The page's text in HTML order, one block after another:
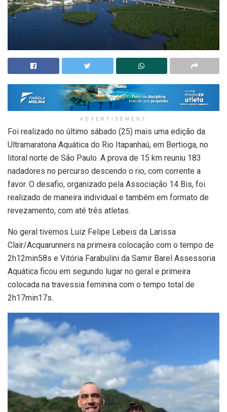
ADVERTISEMENT
Foi realizado no último sábado (25) mais uma edição da
Ultramaratona Aquática do Rio Itapanhaú, em Bertioga, no
litoral norte de São Paulo. A prova de 15 km reuniu 183
nadadores no percurso descendo o rio, com corrente a
favor. O desafio, organizado pela Associação 14 Bis, foi
realizado de maneira individual e também em formato de
revezamento, com até três atletas.
No geral tivemos Luiz Felipe Lebeis da Larissa
Clair/Acquarunners na primeira colocação com o tempo de
2h12min58s e Vitória Farabulini da Samir Barel Assessoria
Aquática ficou em segundo lugar no geral e primeira
colocada na travessia feminina com o tempo total de
2h17min17s.